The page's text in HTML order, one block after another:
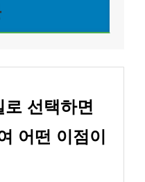
로 선택하면
어떤 이점이